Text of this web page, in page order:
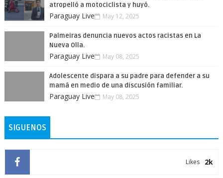
atropelló a motociclista y huyó.
Paraguay Live May 12, 2025
Palmeiras denuncia nuevos actos racistas en La
Nueva Olla.
Paraguay Live May 08, 2025
Adolescente dispara a su padre para defender a su
mamá en medio de una discusión familiar.
Paraguay Live May 08, 2025
SIGUENOS
2k
Likes